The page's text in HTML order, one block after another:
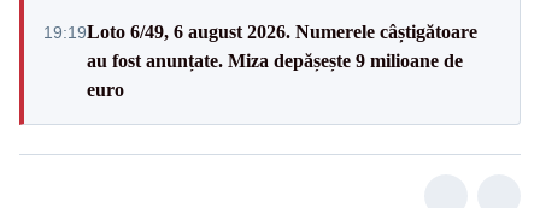
19:19Loto 6/49, 6 august 2026. Numerele câștigătoare
au fost anunțate. Miza depășește 9 milioane de
euro